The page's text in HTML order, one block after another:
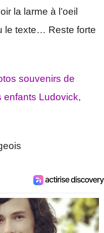
la larme à l’oeil
le texte… Reste forte
souvenirs de
enfants Ludovick,